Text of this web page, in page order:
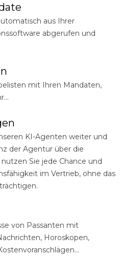
aus Ihrer
abgerufen und
mit Ihren Mandaten,
KI-Agenten weiter und
der Agentur über die
Sie jede Chance und
im Vertrieb, ohne das
von Passanten mit
Horoskopen,